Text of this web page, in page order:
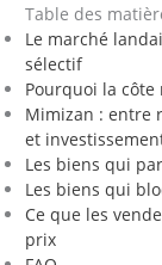
Table des
Le marché
sélectif
Pourquoi la
Mimizan : entre
et
Les biens qui
Les biens qui
Ce que les
prix